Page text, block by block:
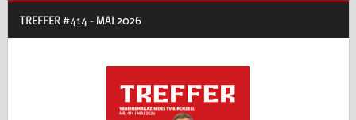
TREFFER #414 - MAI 2026